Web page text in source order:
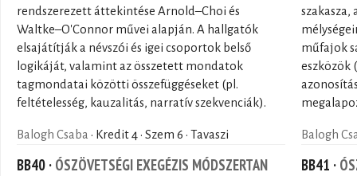
rendszerezett áttekintése Arnold–Choi és
Waltke–O'Connor művei alapján. A hallgatók
elsajátítják a névszói és igei csoportok belső
logikáját, valamint az összetett mondatok
tagmondatai közötti összefüggéseket (pl.
feltételesség, kauzalitás, narratív szekvenciák).
szakasza,
műfajok
eszközök
Balogh Csaba · Kredit 4 · Szem 6 · Tavaszi
BB40 · ÓSZÖVETSÉGI EXEGÉZIS MÓDSZERTAN
Balogh
BB41 ·